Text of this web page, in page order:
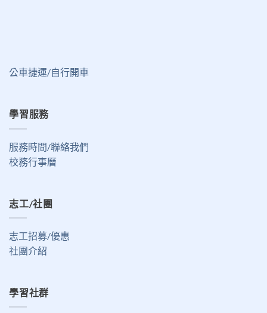
公車捷運/自行開車
學習服務
服務時間/聯絡我們
校務行事曆
志工/社團
志工招募/優惠
社團介紹
學習社群